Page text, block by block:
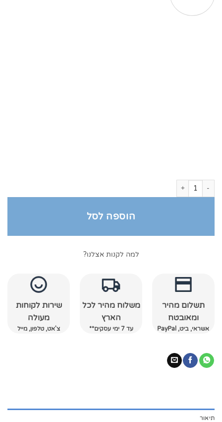
כמות של חלוק רחצה קטיפה 100% כותנה לבן
הוספה לסל
למה לקנות אצלנו?
תשלום מהיר
ומאובטח
אשראי, ביט, PayPal
משלוח מהיר לכל
הארץ
עד 7 ימי עסקים**
שירות לקוחות
מעולה
צ'אט, טלפון, מייל
תיאור